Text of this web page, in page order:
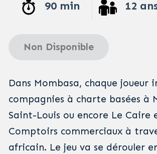
90 min 12
Non Disponible
Dans Mombasa, chaque joueur
compagnies à charte basées à
Saint-Louis ou encore Le Caire
Comptoirs commerciaux à
africain. Le jeu va se dérouler